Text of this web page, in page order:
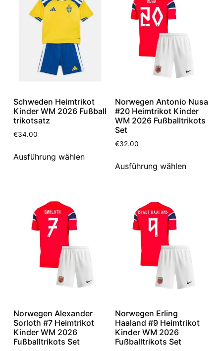
Schweden Heimtrikot
Kinder WM 2026 Fußball
trikotsatz
€34.00
Ausführung wählen
Norwegen Antonio Nusa
#20 Heimtrikot Kinder
WM 2026 Fußballtrikots
Set
€32.00
Ausführung wählen
Norwegen Alexander
Sorloth #7 Heimtrikot
Kinder WM 2026
Fußballtrikots Set
Norwegen Erling
Haaland #9 Heimtrikot
Kinder WM 2026
Fußballtrikots Set